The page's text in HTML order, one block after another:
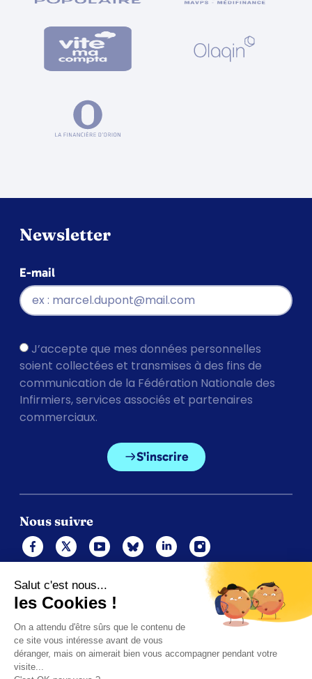
Newsletter
E-mail
J’accepte que mes données personnelles
soient collectées et transmises à des fins de
communication de la Fédération Nationale des
Infirmiers, services associés et partenaires
commerciaux.
S'inscrire
Nous suivre
Mentions légales
Politique de cookies
Gérer les cookies